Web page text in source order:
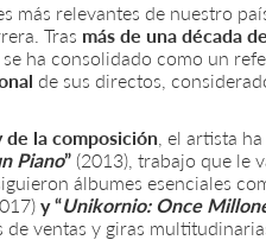
más relevantes de nuestro
Tras más de una década
, se ha consolidado como un
de sus directos,
de la composición , el artista
Piano” (2013), trabajo que le
álbumes esenciales
y “Unikornio: Once
ventas y giras